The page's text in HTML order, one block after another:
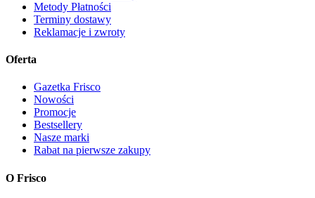
Metody Płatności
Terminy dostawy
Reklamacje i zwroty
Oferta
Gazetka Frisco
Nowości
Promocje
Bestsellery
Nasze marki
Rabat na pierwsze zakupy
O Frisco